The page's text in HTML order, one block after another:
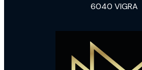
6040 VIGRA